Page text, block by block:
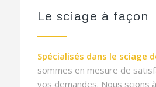
Le sciage à façon
Spécialisés dans le sciage
sommes en mesure de
vos demandes. Nous scions